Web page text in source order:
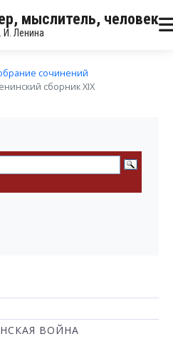
мыслитель, человек
И. Ленина
сочинений
сборник XIX
ВОЙНА